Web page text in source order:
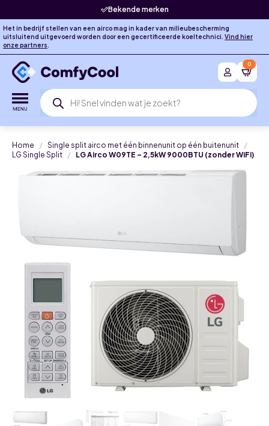
Bekende merken
Het in bedrijf stellen van een airco mag in kader van milieubescherming
uitsluitend uitgevoerd worden door een gecertificeerde koeltechnici. Vind hier
onze partners.
Producten
zoeken
0
Home
Single split airco met één binnenunit op één buitenunit
LG Single Split
LG Airco W09TE – 2,5kW 9000BTU (zonder WiFi)